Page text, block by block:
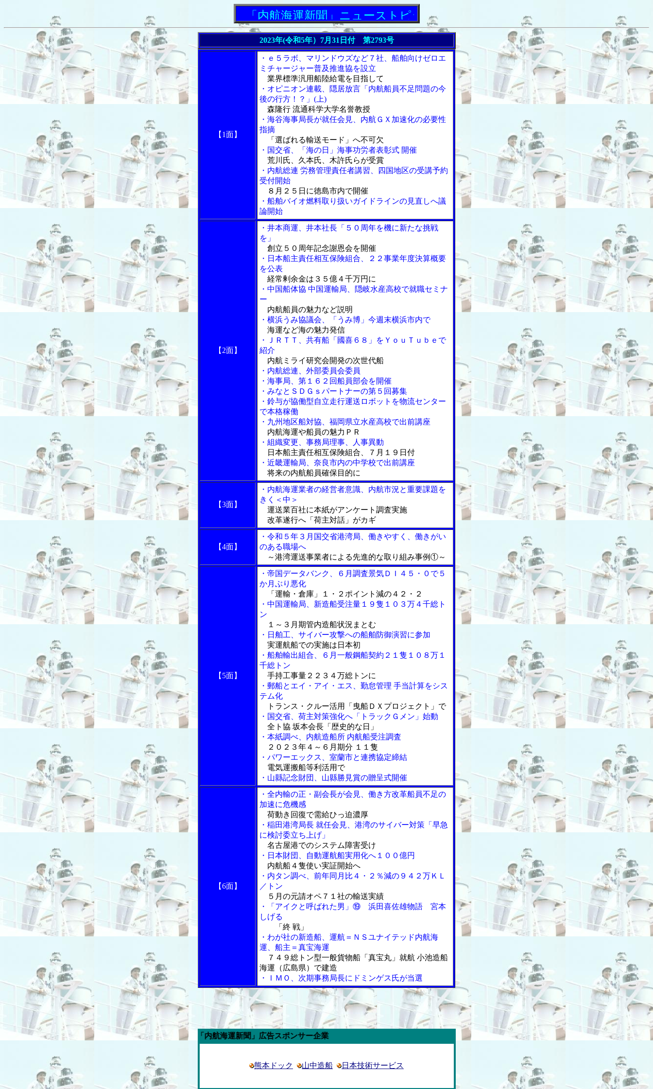
「内航海運新聞」ニューストピックス
2023年(令和5年）7月31日付 第2793号
【1面】
・ｅ５ラボ、マリンドウズなど７社、船舶向けゼロエ
ミチャージャー普及推進協を設立
業界標準汎用船陸給電を目指して
・オピニオン連載、隠居放言「内航船員不足問題の今
後の行方！？」(上)
森隆行 流通科学大学名誉教授
・海谷海事局長が就任会見、内航ＧＸ加速化の必要性
指摘
「選ばれる輸送モード」へ不可欠
・国交省、「海の日」海事功労者表彰式 開催
荒川氏、久本氏、木許氏らが受賞
・内航総連 労務管理責任者講習、四国地区の受講予約
受付開始
８月２５日に徳島市内で開催
・船舶バイオ燃料取り扱いガイドラインの見直しへ議
論開始
【2面】
・井本商運、井本社長「５０周年を機に新たな挑戦
を」
創立５０周年記念謝恩会を開催
・日本船主責任相互保険組合、２２事業年度決算概要
を公表
経常剰余金は３５億４千万円に
・中国船体協 中国運輸局、隠岐水産高校で就職セミナ
ー
内航船員の魅力など説明
・横浜うみ協議会、「うみ博」今週末横浜市内で
海運など海の魅力発信
・ＪＲＴＴ、共有船「國喜６８」をＹｏｕＴｕｂｅで
紹介
内航ミライ研究会開発の次世代船
・内航総連、外部委員会委員
・海事局、第１６２回船員部会を開催
・みなとＳＤＧｓパートナーの第５回募集
・鈴与が協働型自立走行運送ロボットを物流センター
で本格稼働
・九州地区船対協、福岡県立水産高校で出前講座
内航海運や船員の魅力ＰＲ
・組織変更、事務局理事、人事異動
日本船主責任相互保険組合、７月１９日付
・近畿運輸局、奈良市内の中学校で出前講座
将来の内航船員確保目的に
【3面】
・内航海運業者の経営者意識、内航市況と重要課題を
きく＜中＞
運送業百社に本紙がアンケート調査実施
改革遂行へ「荷主対話」がカギ
【4面】
・令和５年３月国交省港湾局、働きやすく、働きがい
のある職場へ
～港湾運送事業者による先進的な取り組み事例①～
【5面】
・帝国データバンク、６月調査景気ＤＩ４５・０で５
か月ぶり悪化
「運輸・倉庫」１・２ポイント減の４２・２
・中国運輸局、新造船受注量１９隻１０３万４千総ト
ン
１～３月期管内造船状況まとむ
・日舶工、サイバー攻撃への船舶防御演習に参加
実運航船での実施は日本初
・船舶輸出組合、６月一般鋼船契約２１隻１０８万１
千総トン
手持工事量２２３４万総トンに
・郵船とエイ・アイ・エス、勤怠管理 手当計算をシス
テム化
トランス・クルー活用「曳船ＤＸプロジェクト」で
・国交省、荷主対策強化へ「トラックＧメン」始動
全ト協 坂本会長「歴史的な日」
・本紙調べ、内航造船所 内航船受注調査
２０２３年４～６月期分 １１隻
・パワーエックス、室蘭市と連携協定締結
電気運搬船等利活用で
・山縣記念財団、山縣勝見賞の贈呈式開催
【6面】
・全内輸の正・副会長が会見、働き方改革船員不足の
加速に危機感
荷動き回復で需給ひっ迫濃厚
・稲田港湾局長 就任会見、港湾のサイバー対策「早急
に検討委立ち上げ」
名古屋港でのシステム障害受け
・日本財団、自動運航船実用化へ１００億円
内航船４隻使い実証開始へ
・内タン調べ、前年同月比４・２％減の９４２万ＫＬ
／トン
５月の元請オペ７１社の輸送実績
・「アイクと呼ばれた男」⑲ 浜田喜佐雄物語 宮本
しげる
「終 戦」
・わが社の新造船、運航＝ＮＳユナイテッド内航海
運、船主＝真宝海運
７４９総トン型一般貨物船「真宝丸」就航 小池造船
海運（広島県）で建造
・ＩＭＯ、次期事務局長にドミンゲス氏が当選
今週の「内航海運新聞」広告スポンサー企業
熊本ドック 山中造船 日本技術サービス